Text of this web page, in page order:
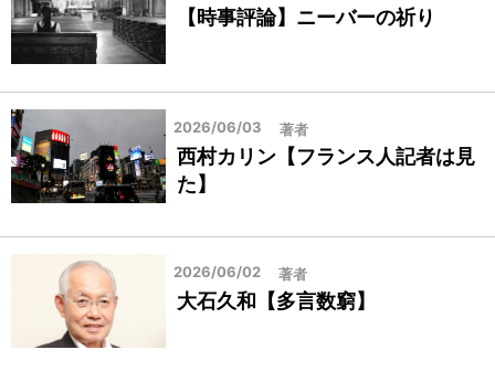
【時事評論】ニーバーの祈り
2026/06/03 著者
西村カリン【フランス人記者は見
た】
2026/06/02 著者
大石久和【多言数窮】